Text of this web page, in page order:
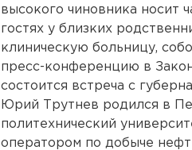
высокого чиновника носит
гостях у близких
клиническую больницу,
пресс-конференцию в
состоится встреча с
Юрий Трутнев родился в
политехнический
оператором по добыче